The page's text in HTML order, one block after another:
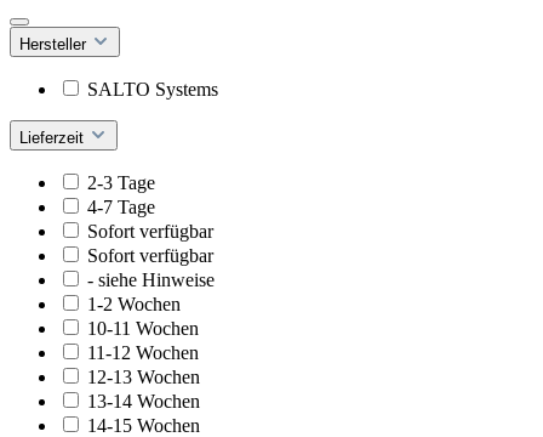
Hersteller
SALTO Systems
Lieferzeit
2-3 Tage
4-7 Tage
Sofort verfügbar
Sofort verfügbar
- siehe Hinweise
1-2 Wochen
10-11 Wochen
11-12 Wochen
12-13 Wochen
13-14 Wochen
14-15 Wochen